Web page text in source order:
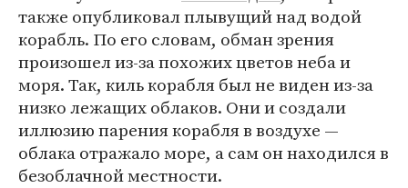
также опубликовал плывущий над водой
корабль. По его словам, обман зрения
произошел из-за похожих цветов неба и
моря. Так, киль корабля был не виден из-за
низко лежащих облаков. Они и создали
иллюзию парения корабля в воздухе —
облака отражало море, а сам он находился в
безоблачной местности.